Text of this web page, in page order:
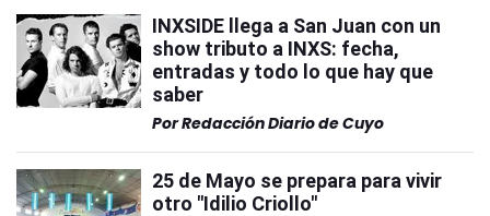
INXSIDE llega a San Juan con un
show tributo a INXS: fecha,
entradas y todo lo que hay que
saber
PorRedacción Diario de Cuyo
25 de Mayo se prepara para vivir
otro "Idilio Criollo"